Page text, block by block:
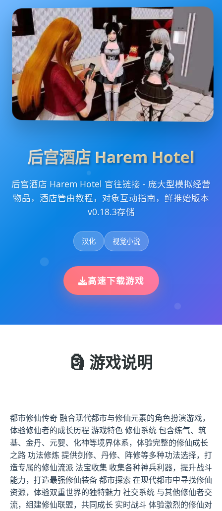
后宫酒店 Harem Hotel
后宫酒店 Harem Hotel 官往链接 - 庞大型模拟经营
物品，酒店管由教程，对象互动指南，鲜推始版本
v0.18.3存储
汉化 视觉小说
高速下载游戏
🗿 游戏说明
都市修仙传奇 融合现代都市与修仙元素的角色扮演游戏，
体验修仙者的成长历程 游戏特色 修仙系统 包含练气、筑
基、金丹、元婴、化神等境界体系，体验完整的修仙成长
之路 功法修炼 提供剑修、丹修、阵修等多种功法选择，打
造专属的修仙流派 法宝收集 收集各种神兵利器，提升战斗
能力，打造最强修仙装备 都市探索 在现代都市中寻找修仙
资源，体验双重世界的独特魅力 社交系统 与其他修仙者交
流，组建修仙联盟，共同成长 实时战斗 体验激烈的修仙对